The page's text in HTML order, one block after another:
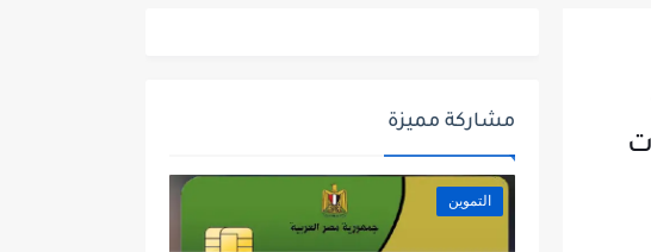
مشاركة مميزة
التموين